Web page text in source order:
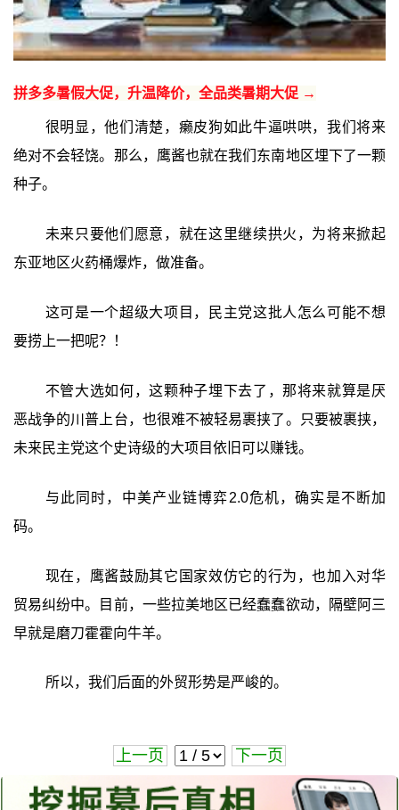
拼多多暑假大促，升温降价，全品类暑期大促 →
很明显，他们清楚，癞皮狗如此牛逼哄哄，我们将来
绝对不会轻饶。那么，鹰酱也就在我们东南地区埋下了一颗
种子。
未来只要他们愿意，就在这里继续拱火，为将来掀起
东亚地区火药桶爆炸，做准备。
这可是一个超级大项目，民主党这批人怎么可能不想
要捞上一把呢？！
不管大选如何，这颗种子埋下去了，那将来就算是厌
恶战争的川普上台，也很难不被轻易裹挟了。只要被裹挟，
未来民主党这个史诗级的大项目依旧可以赚钱。
与此同时，中美产业链博弈2.0危机，确实是不断加
码。
现在，鹰酱鼓励其它国家效仿它的行为，也加入对华
贸易纠纷中。目前，一些拉美地区已经蠢蠢欲动，隔壁阿三
早就是磨刀霍霍向牛羊。
所以，我们后面的外贸形势是严峻的。
上一页 下一页